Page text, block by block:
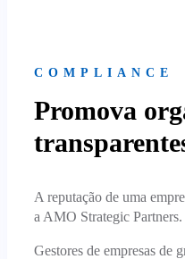
COMPLIANCE
Promova
A reputação de uma
a AMO Strategic Partners.
Gestores de empresas de